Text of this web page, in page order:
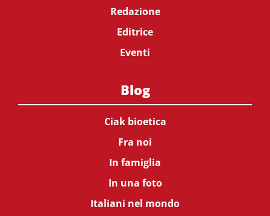
Redazione
Editrice
Eventi
Blog
Ciak bioetica
Fra noi
In famiglia
In una foto
Italiani nel mondo